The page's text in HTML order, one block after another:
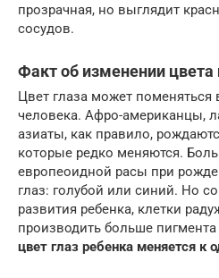
прозрачная, но выглядит
сосудов.
Факт об изменении цвета
Цвет глаза может поменяться
человека. Афро-американцы,
азиаты, как правило,
которые редко меняются.
европеоидной расы при
глаз: голубой или синий. Но
развития ребенка, клетки
производить больше
цвет глаз ребенка меняется к